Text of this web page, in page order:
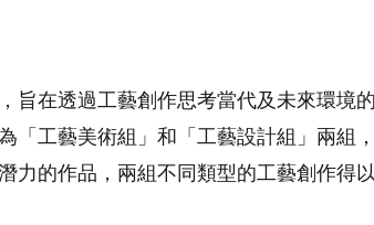
在透過工藝創作思考當代及未來環境的
「工藝美術組」和「工藝設計組」兩組
力的作品，兩組不同類型的工藝創作得